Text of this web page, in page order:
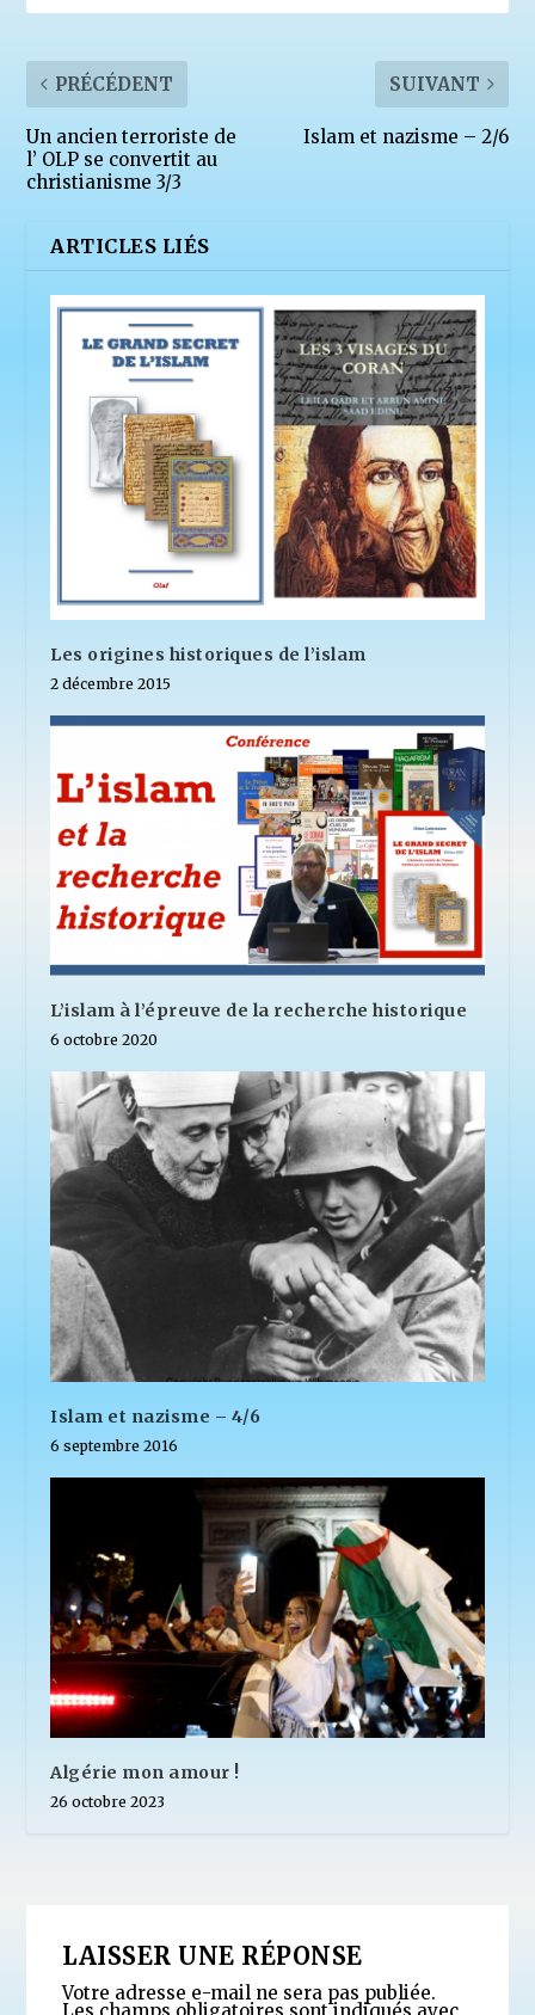
PRÉCÉDENT
Un ancien terroriste de
l’ OLP se convertit au
christianisme 3/3
SUIVANT
Islam et nazisme – 2/6
ARTICLES LIÉS
Les origines historiques de l’islam
2 décembre 2015
L’islam à l’épreuve de la recherche historique
6 octobre 2020
Islam et nazisme – 4/6
6 septembre 2016
Algérie mon amour !
26 octobre 2023
LAISSER UNE RÉPONSE
Votre adresse e-mail ne sera pas publiée.